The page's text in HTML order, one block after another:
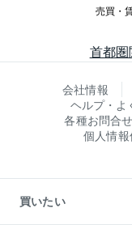
売買・
首都圏
会社情報
ヘルプ・よ
各種お問合せ
個人情
買いたい